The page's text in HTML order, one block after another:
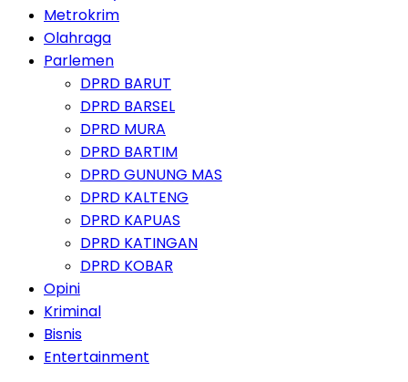
Metrokrim
Olahraga
Parlemen
DPRD BARUT
DPRD BARSEL
DPRD MURA
DPRD BARTIM
DPRD GUNUNG MAS
DPRD KALTENG
DPRD KAPUAS
DPRD KATINGAN
DPRD KOBAR
Opini
Kriminal
Bisnis
Entertainment